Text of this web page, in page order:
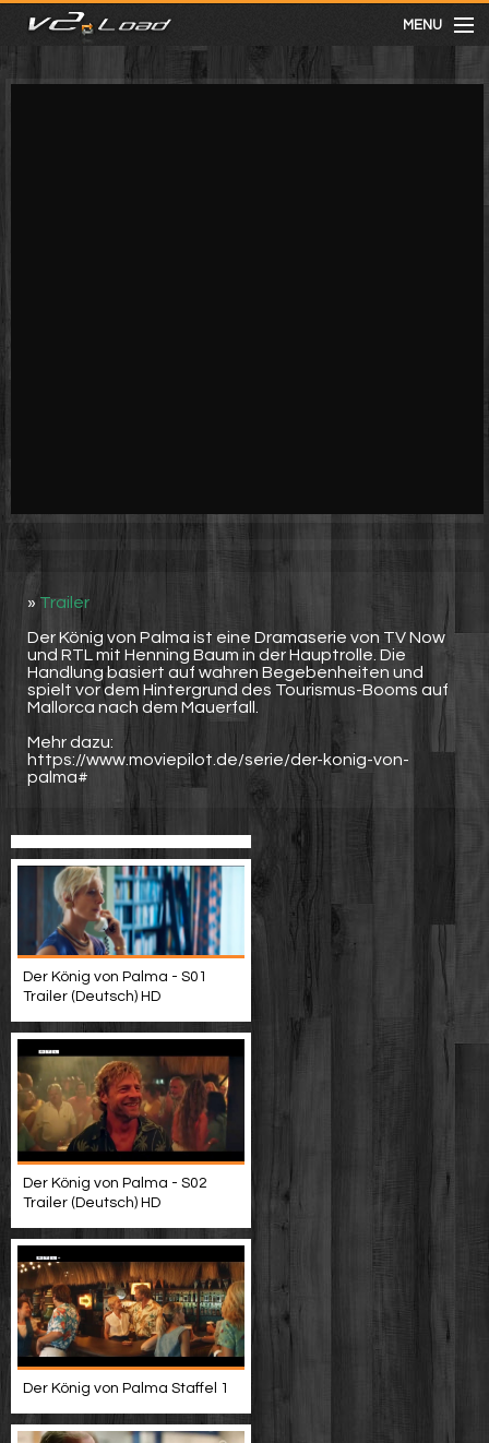
MENU
meist gesehen
» Trailer
Der König von Palma ist eine Dramaserie von TV Now
und RTL mit Henning Baum in der Hauptrolle. Die
Handlung basiert auf wahren Begebenheiten und
spielt vor dem Hintergrund des Tourismus-Booms auf
Mallorca nach dem Mauerfall.
Mehr dazu:
https://www.moviepilot.de/serie/der-konig-von-
palma#
Der König von Palma - S01
Trailer (Deutsch) HD
Der König von Palma - S02
Trailer (Deutsch) HD
Der König von Palma Staffel 1